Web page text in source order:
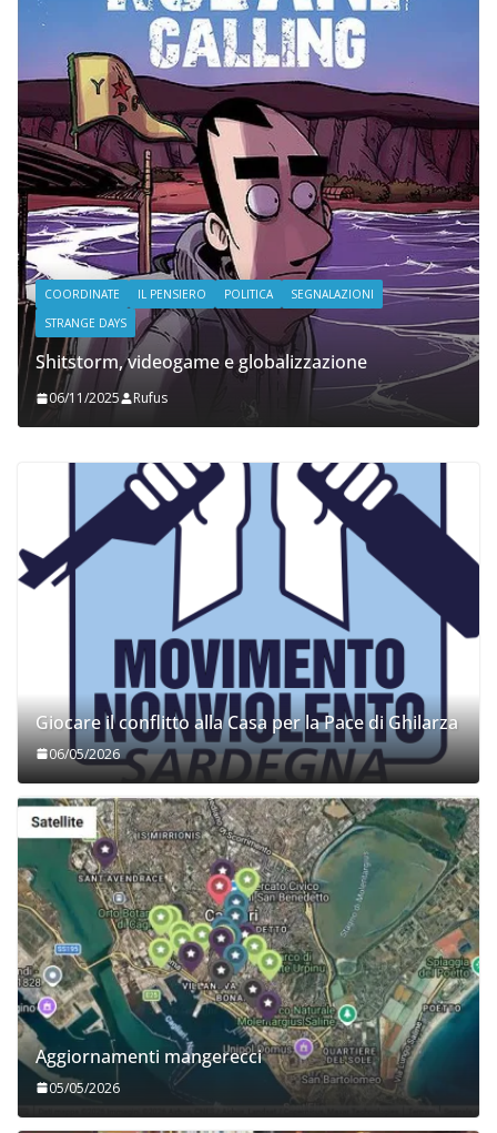
COORDINATE IL PENSIERO POLITICA
SEGNALAZIONI
STRANGE DAYS
Shitstorm, videogame e globalizzazione
06/11/2025 Rufus
Giocare il conflitto alla Casa per la Pace di Ghilarza
06/05/2026
Aggiornamenti mangerecci
05/05/2026